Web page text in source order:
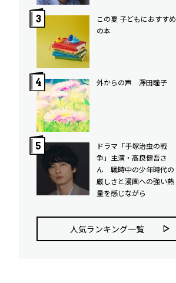
この夏 子どもにおすすめ
の本
外からの声 澤田瞳子
ドラマ「手塚治虫の戦
争」主演・高良健吾さ
ん 戦時中の少年時代の
厳しさと漫画への強い熱
量を感じながら
人気ランキング⼀覧